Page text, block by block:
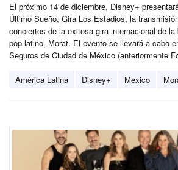
El próximo 14 de diciembre, Disney+
Último Sueño, Gira Los Estadios, la
conciertos de la exitosa gira internacional de la
pop latino, Morat. El evento se llevará a cabo
Seguros de Ciudad de México (anteriormente
América Latina Disney+ Mexico